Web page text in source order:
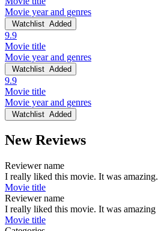
Movie year and genres
Watchlist Added
9.9
Movie title
Movie year and genres
Watchlist Added
9.9
Movie title
Movie year and genres
Watchlist Added
New Reviews
Reviewer name
I really liked this movie. It was amazing.
Movie title
Reviewer name
I really liked this movie. It was amazing
Movie title